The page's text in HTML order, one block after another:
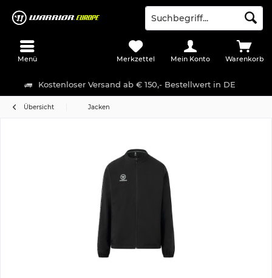
Kostenloser Versand ab € 150,- Bestellwert in DE
Menü Warenkorb
Merkzettel Mein Konto
Übersicht Jacken